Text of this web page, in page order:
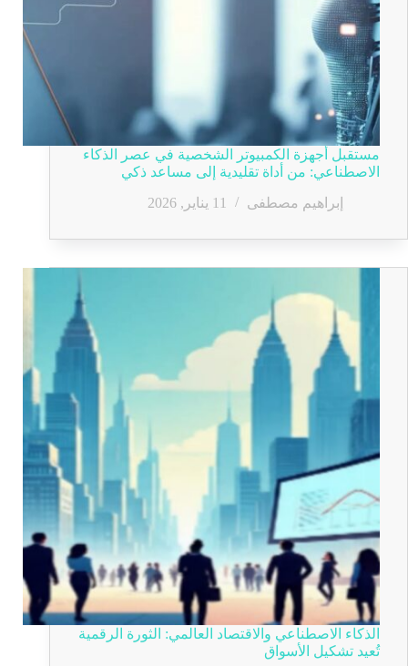
مستقبل أجهزة الكمبيوتر الشخصية في عصر الذكاء
الاصطناعي: من أداة تقليدية إلى مساعد ذكي
إبراهيم مصطفى
11 يناير, 2026
الذكاء الاصطناعي والاقتصاد العالمي: الثورة الرقمية
تُعيد تشكيل الأسواق